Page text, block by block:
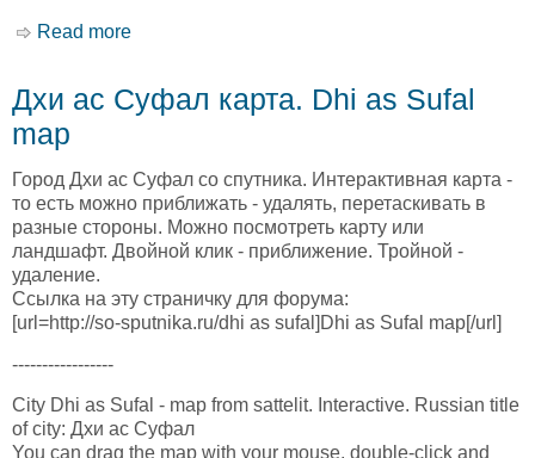
Read more
Дхи ас Суфал карта. Dhi as Sufal
map
Город Дхи ас Суфал со спутника. Интерактивная карта -
то есть можно приближать - удалять, перетаскивать в
разные стороны. Можно посмотреть карту или
ландшафт. Двойной клик - приближение. Тройной -
удаление.
Ссылка на эту страничку для форума:
[url=http://so-sputnika.ru/dhi as sufal]Dhi as Sufal map[/url]
-----------------
City Dhi as Sufal - map from sattelit. Interactive. Russian title
of city: Дхи ас Суфал
You can drag the map with your mouse, double-click and